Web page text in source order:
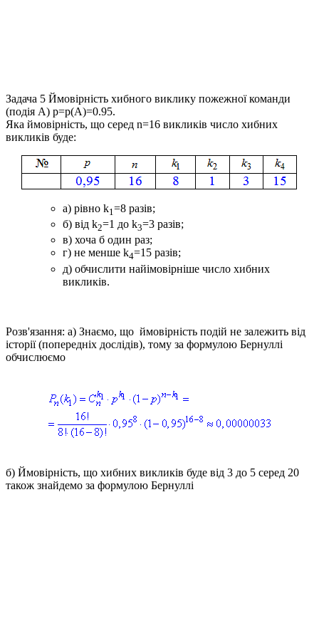
Задача 5 Ймовірність хибного виклику пожежної команди
(подія A) p=p(A)=0.95.
Яка ймовірність, що серед n=16 викликів число хибних
викликів буде:
а) рівно k1=8 разів;
б) від k2=1 до k3=3 разів;
в) хоча б один раз;
г) не менше k4=15 разів;
д) обчислити найімовірніше число хибних
викликів.
Розв'язання: а) Знаємо, що ймовірність подій не залежить від
історії (попередніх дослідів), тому за формулою Бернуллі
обчислюємо
б) Ймовірність, що хибних викликів буде від 3 до 5 серед 20
також знайдемо за формулою Бернуллі